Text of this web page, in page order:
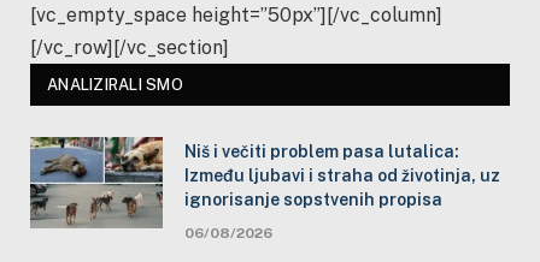
[vc_empty_space height=”50px”][/vc_column]
[/vc_row][/vc_section]
ANALIZIRALI SMO
Niš i večiti problem pasa lutalica:
Između ljubavi i straha od životinja, uz
ignorisanje sopstvenih propisa
06/08/2026